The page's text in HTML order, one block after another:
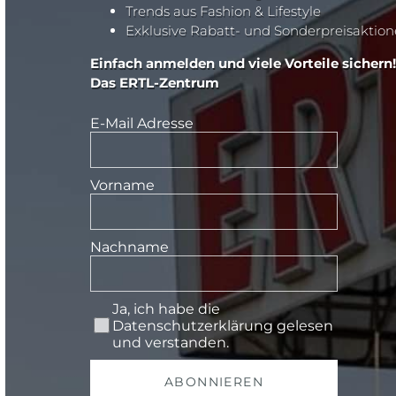
Trends aus Fashion & Lifestyle
Exklusive Rabatt- und
Einfach anmelden und viele Vorteile sichern!
Das ERTL-Zentrum
E-Mail Adresse
Vorname
Nachname
Ja, ich habe die
Datenschutzerklärunggelesen
und verstanden.
ABONNIEREN